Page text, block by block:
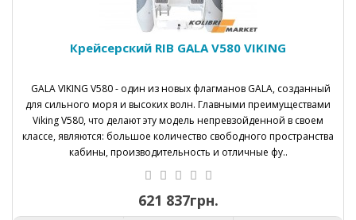
Крейсерский RIB GALA V580 VIKING
GALA VIKING V580 - один из новых флагманов GALA, созданный
для сильного моря и высоких волн. Главными преимуществами
Viking V580, что делают эту модель непревзойденной в своем
классе, являются: большое количество свободного пространства
кабины, производительность и отличные фу..
621 837грн.